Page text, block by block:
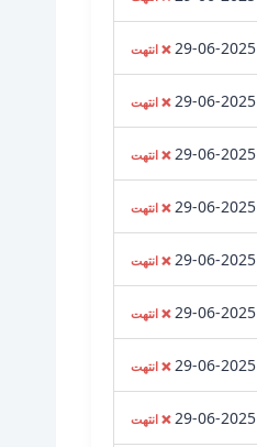
29-06-2025 ❌ انتهت
29-06-2025 ❌ انتهت
29-06-2025 ❌ انتهت
29-06-2025 ❌ انتهت
29-06-2025 ❌ انتهت
29-06-2025 ❌ انتهت
29-06-2025 ❌ انتهت
29-06-2025 ❌ انتهت